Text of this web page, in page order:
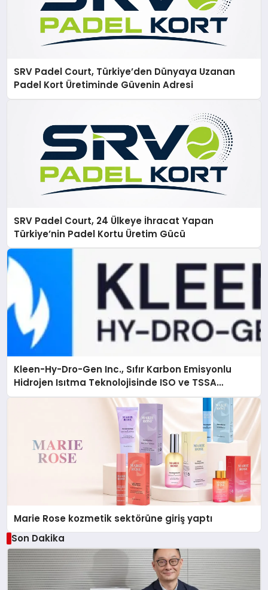
SRV Padel Court, Türkiye’den Dünyaya Uzanan
Padel Kort Üretiminde Güvenin Adresi
SRV Padel Court, 24 Ülkeye İhracat Yapan
Türkiye’nin Padel Kortu Üretim Gücü
Kleen-Hy-Dro-Gen Inc., Sıfır Karbon Emisyonlu
Hidrojen Isıtma Teknolojisinde ISO ve TSSA
Düzenleyici Onaylarını Aldı
Marie Rose kozmetik sektörüne giriş yaptı
Son Dakika